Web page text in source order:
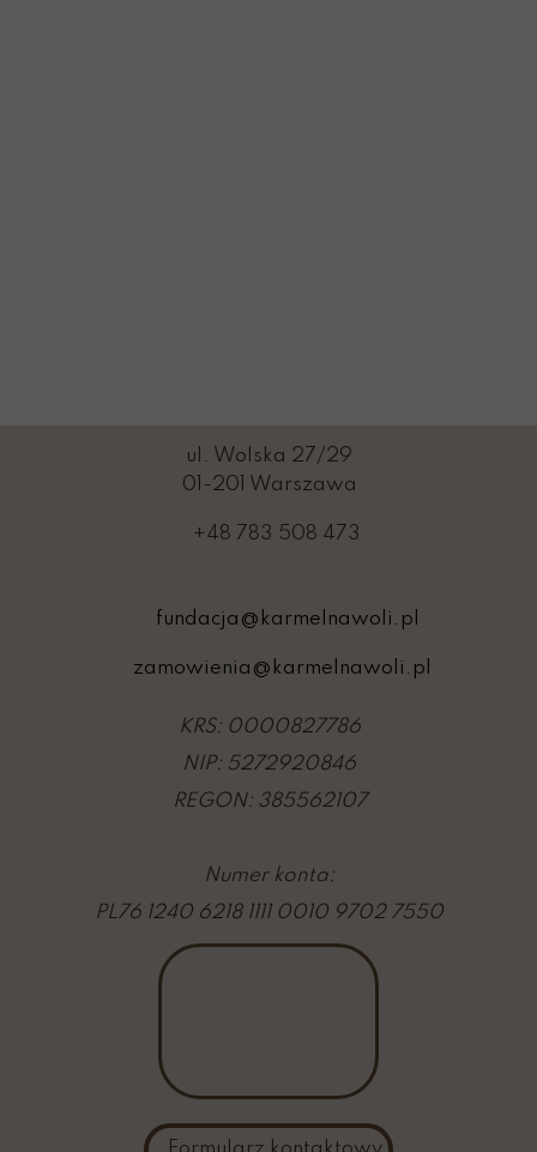
+48 783 508 473
zamowienia@karmelnawoli.pl
fundacja@karmelnawoli.pl
ul. Wolska 27/29
01-201 Warszawa
KRS: 0000827786
NIP: 5272920846
REGON: 385562107
Numer konta:
PL76 1240 6218 1111 0010 9702 7550